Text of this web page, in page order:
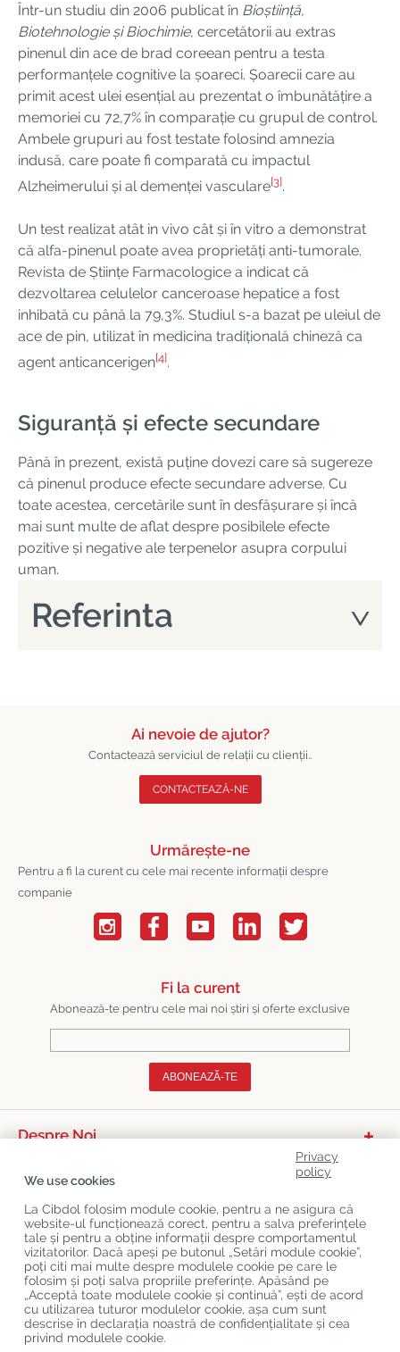
Într-un studiu din 2006 publicat în Bioștiință,
Biotehnologie și Biochimie, cercetătorii au extras
pinenul din ace de brad coreean pentru a testa
performanțele cognitive la șoareci. Șoarecii care au
primit acest ulei esențial au prezentat o îmbunătățire a
memoriei cu 72,7% în comparație cu grupul de control.
Ambele grupuri au fost testate folosind amnezia
indusă, care poate fi comparată cu impactul
Alzheimerului și al demenței vasculare[3].
Un test realizat atât in vivo cât și în vitro a demonstrat
că alfa-pinenul poate avea proprietăți anti-tumorale.
Revista de Științe Farmacologice a indicat că
dezvoltarea celulelor canceroase hepatice a fost
inhibată cu până la 79,3%. Studiul s-a bazat pe uleiul de
ace de pin, utilizat în medicina tradițională chineză ca
agent anticancerigen[4] .
Siguranță și efecte secundare
Până în prezent, există puține dovezi care să sugereze
că pinenul produce efecte secundare adverse. Cu
toate acestea, cercetările sunt în desfășurare și încă
mai sunt multe de aflat despre posibilele efecte
pozitive și negative ale terpenelor asupra corpului
uman.
Referinta
Ai nevoie de ajutor?
Contactează serviciul de relații cu clienții..
CONTACTEAZĂ-NE
Urmărește-ne
Pentru a fi la curent cu cele mai recente informații despre
companie
Fi la curent
Abonează-te pentru cele mai noi știri și oferte exclusive
ABONEAZĂ-TE
Despre Noi
Ultimele Postări Pe Blog
Privacy
policy
We use cookies
La Cibdol folosim module cookie, pentru a ne asigura că
website-ul funcționează corect, pentru a salva preferințele
tale și pentru a obține informații despre comportamentul
vizitatorilor. Dacă apeși pe butonul „Setări module cookie”,
poți citi mai multe despre modulele cookie pe care le
folosim și poți salva propriile preferințe. Apăsând pe
„Acceptă toate modulele cookie și continuă”, ești de acord
cu utilizarea tuturor modulelor cookie, așa cum sunt
descrise în declarația noastră de confidențialitate și cea
privind modulele cookie.
Copyright©CibdolLast updated 09-08-2026
Cibdol bv, Handelsweg 1a, 5492NL Sint-Oedenrode, the Netherlands
KvK: 76495035 VAT: NL860644923B01